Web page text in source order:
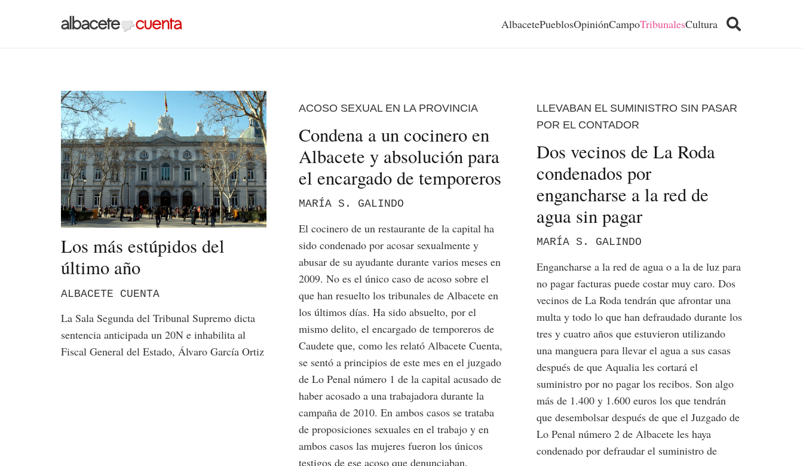
AlbacetePueblosOpiniónCampoTribunalesCultura
Los más estúpidos del
último año
ALBACETE CUENTA
La Sala Segunda del Tribunal Supremo dicta
sentencia anticipada un 20N e inhabilita al
Fiscal General del Estado, Álvaro García Ortiz
ACOSO SEXUAL EN LA PROVINCIA
Condena a un cocinero en
Albacete y absolución para
el encargado de temporeros
MARÍA S. GALINDO
El cocinero de un restaurante de la capital ha
sido condenado por acosar sexualmente y
abusar de su ayudante durante varios meses en
2009. No es el único caso de acoso sobre el
que han resuelto los tribunales de Albacete en
los últimos días. Ha sido absuelto, por el
mismo delito, el encargado de temporeros de
Caudete que, como les relató Albacete Cuenta,
se sentó a principios de este mes en el juzgado
de Lo Penal número 1 de la capital acusado de
haber acosado a una trabajadora durante la
campaña de 2010. En ambos casos se trataba
de proposiciones sexuales en el trabajo y en
ambos casos las mujeres fueron los únicos
testigos de ese acoso que denunciaban.
LLEVABAN EL SUMINISTRO SIN PASAR
POR EL CONTADOR
Dos vecinos de La Roda
condenados por
engancharse a la red de
agua sin pagar
MARÍA S. GALINDO
Engancharse a la red de agua o a la de luz para
no pagar facturas puede costar muy caro. Dos
vecinos de La Roda tendrán que afrontar una
multa y todo lo que han defraudado durante los
tres y cuatro años que estuvieron utilizando
una manguera para llevar el agua a sus casas
después de que Aqualia les cortará el
suministro por no pagar los recibos. Son algo
más de 1.400 y 1.600 euros los que tendrán
que desembolsar después de que el Juzgado de
Lo Penal número 2 de Albacete les haya
condenado por defraudar el suministro de